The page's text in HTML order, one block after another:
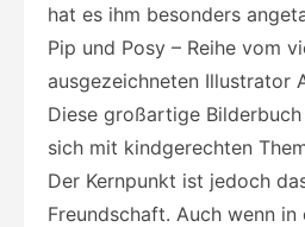
hat es ihm besonders
Pip und Posy – Reihe vom
ausgezeichneten Illustrator
Diese großartige
sich mit kindgerechten
Der Kernpunkt ist jedoch
Freundschaft. Auch wenn in